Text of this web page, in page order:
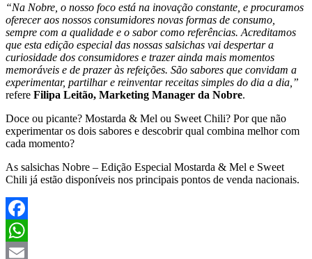
“Na Nobre, o nosso foco está na inovação constante, e procuramos
oferecer aos nossos consumidores novas formas de consumo,
sempre com a qualidade e o sabor como referências. Acreditamos
que esta edição especial das nossas salsichas vai despertar a
curiosidade dos consumidores e trazer ainda mais momentos
memoráveis e de prazer às refeições. São sabores que convidam a
experimentar, partilhar e reinventar receitas simples do dia a dia,”
refere Filipa Leitão, Marketing Manager da Nobre.
Doce ou picante? Mostarda & Mel ou Sweet Chili? Por que não
experimentar os dois sabores e descobrir qual combina melhor com
cada momento?
As salsichas Nobre – Edição Especial Mostarda & Mel e Sweet
Chili já estão disponíveis nos principais pontos de venda nacionais.
Facebook
WhatsApp